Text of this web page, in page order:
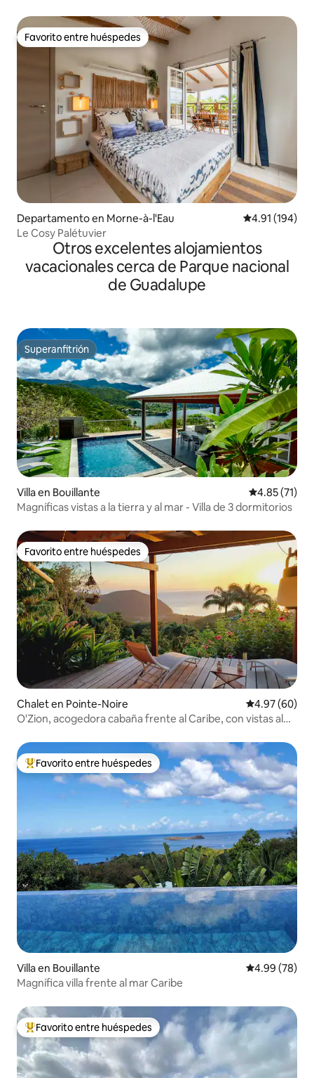
Favorito entre huéspedes
Favorito entre huéspedes
Departamento en Morne-à-l'Eau Calificación
4.91 (194)
Le Cosy Palétuvier
Otros excelentes alojamientos
vacacionales cerca de Parque nacional
de Guadalupe
Superanfitrión
Superanfitrión
Villa en Bouillante Calificación
4.85 (71)
Magníficas vistas a la tierra y al mar - Villa de 3 dormitorios
Favorito entre huéspedes
Favorito entre huéspedes
Chalet en Pointe-Noire Calificación
4.97 (60)
O'Zion, acogedora cabaña frente al Caribe, con vistas al
De los mejores en Favorito entre huéspedes
Favorito entre huéspedes
Villa en Bouillante Calificación
4.99 (78)
Magnífica villa frente al mar Caribe
De los mejores en Favorito entre huéspedes
Favorito entre huéspedes